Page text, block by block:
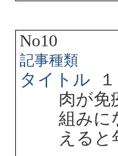
No10
記事種類
タイトル
肉が
組み
えると